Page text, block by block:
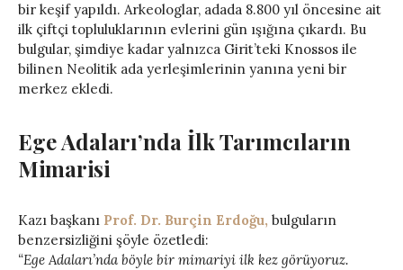
bir keşif yapıldı. Arkeologlar, adada 8.800 yıl öncesine ait
ilk çiftçi topluluklarının evlerini gün ışığına çıkardı. Bu
bulgular, şimdiye kadar yalnızca Girit’teki Knossos ile
bilinen Neolitik ada yerleşimlerinin yanına yeni bir
merkez ekledi.
Ege Adaları’nda İlk Tarımcıların
Mimarisi
Kazı başkanı Prof. Dr. Burçin Erdoğu, bulguların
benzersizliğini şöyle özetledi:
“Ege Adaları’nda böyle bir mimariyi ilk kez görüyoruz.